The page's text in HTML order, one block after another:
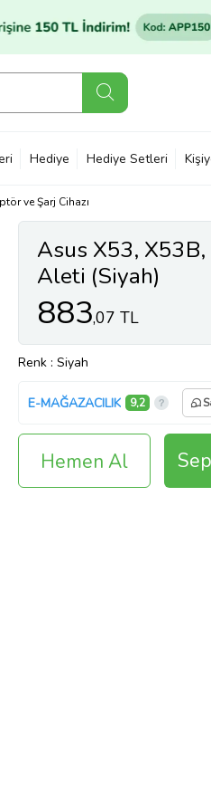
Hediye Hediye Setleri
ve Şarj Cihazı
Asus X53,
Aleti (Siyah)
883,07 TL
Renk : Siyah
E-MAĞAZACILIK 9,2
Hemen Al